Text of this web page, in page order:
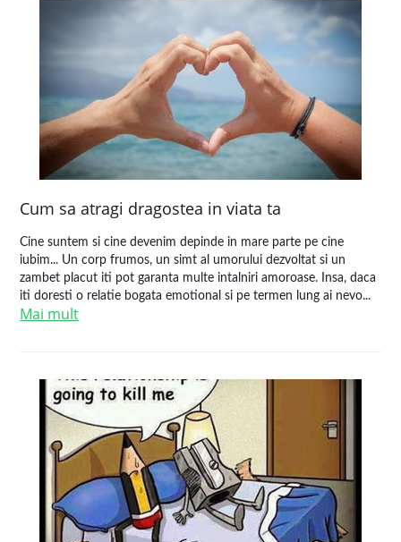
Cum sa atragi dragostea in viata ta
Cine suntem si cine devenim depinde in mare parte pe cine
iubim... Un corp frumos, un simt al umorului dezvoltat si un
zambet placut iti pot garanta multe intalniri amoroase. Insa, daca
iti doresti o relatie bogata emotional si pe termen lung ai nevo...
Mai mult